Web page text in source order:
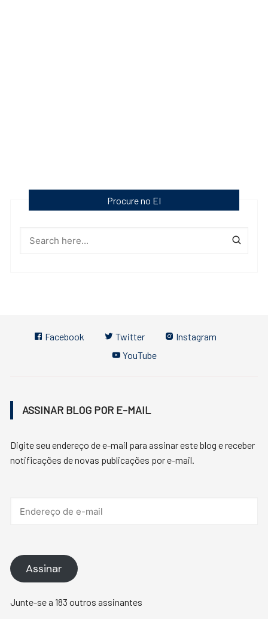
Procure no EI
Facebook Twitter
Instagram
YouTube
ASSINAR BLOG POR E-MAIL
Digite seu endereço de e-mail para assinar este blog e receber
notificações de novas publicações por e-mail.
Assinar
Junte-se a 183 outros assinantes